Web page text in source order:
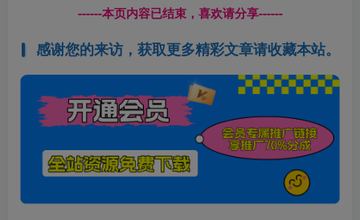
------本页内容已结束，喜欢请分享------
感谢您的来访，获取更多精彩文章请收藏本站。